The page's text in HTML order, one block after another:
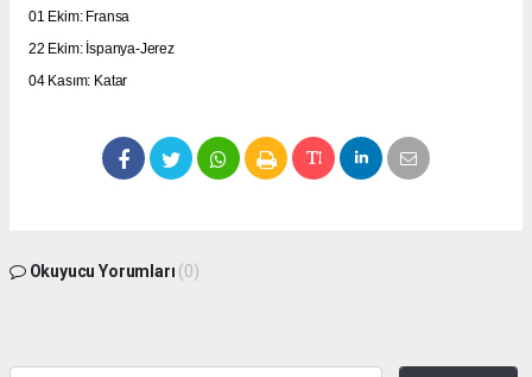
01 Ekim: Fransa
22 Ekim: İspanya-Jerez
04 Kasım: Katar
Okuyucu Yorumları (0)